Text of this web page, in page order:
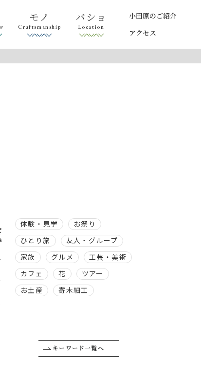
モノ
Craftsmanship
バショ
Location
小田原のご紹介
アクセス
体験・見学
お祭り
ひとり旅
友人・グループ
家族
グルメ
工芸・美術
カフェ
花
ツアー
お土産
寄木細工
キーワード一覧へ